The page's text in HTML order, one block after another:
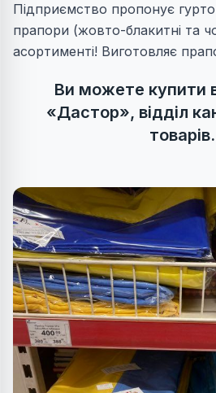
Підприємство пропонує
прапори (жовто-блакитні та
асортименті! Виготовляє
Ви можете купити
«Дастор», відділ
товарів.